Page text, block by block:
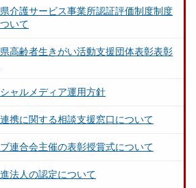
介護サービス事業所認証評価制度制度
いて
高齢者生きがい活動支援団体表彰表彰
ャルメディア運用方針
携に関する相談支援窓口について
連合会主催の表彰授賞式について
法人の認定について